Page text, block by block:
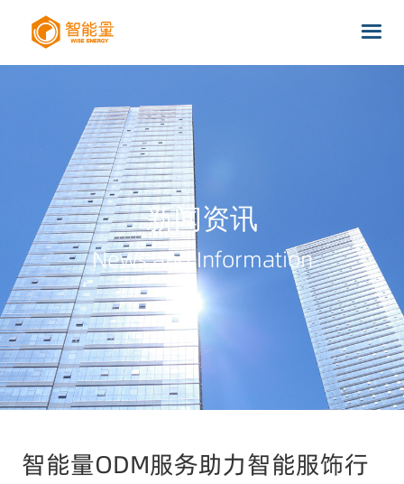
新闻资讯
News and Information
智能量ODM服务助力智能服饰行